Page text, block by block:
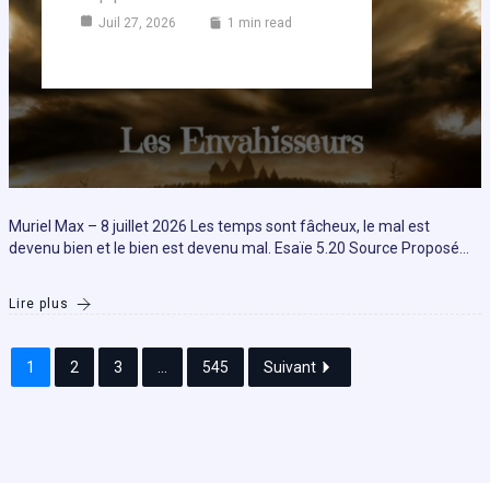
Juil 27, 2026
1 min read
Muriel Max – 8 juillet 2026 Les temps sont fâcheux, le mal est
devenu bien et le bien est devenu mal. Esaïe 5.20 Source Proposé…
Lire plus
1 2 3 545 Suivant